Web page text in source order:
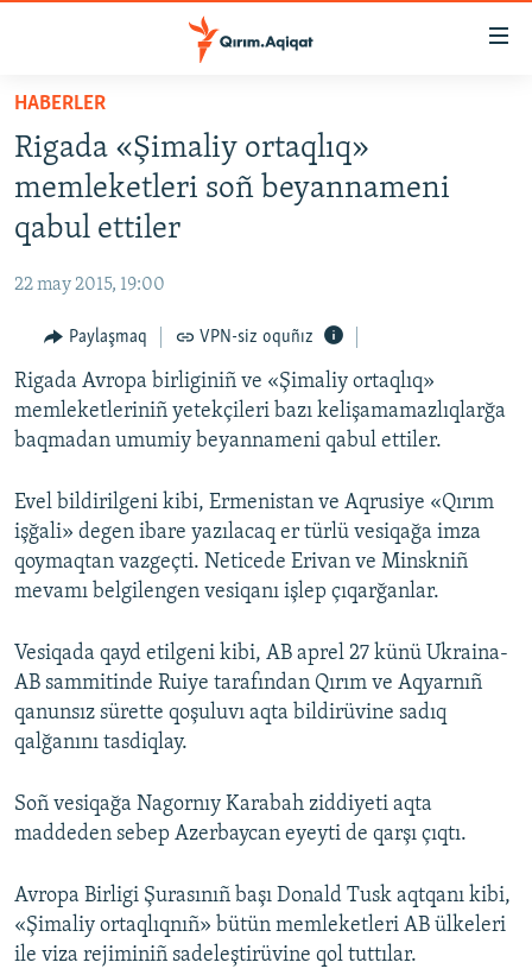
Esas
qaytmaq
Baş
navigatsiyağa
qaytmaq
Qıdıruvğa
qaytmaq
HABERLER
SİYASET
İQTİSADİYAT
MEDENİYET
İNSAN AQLARI
VİDEO
FİKİR
Русский
QOŞULIÑIZ!
RFE/RS bütün saytları
HABERLER
Rigada «Şimaliy ortaqlıq»
memleketleri soñ beyannameni
qabul ettiler
22 may 2015, 19:00
Paylaşmaq VPN-siz oquñız
Rigada Avropa birliginiñ ve «Şimaliy ortaqlıq»
memleketleriniñ yetekçileri bazı kelişamamazlıqlarğa
baqmadan umumiy beyannameni qabul ettiler.
Evel bildirilgeni kibi, Ermenistan ve Aqrusiye «Qırım
işğali» degen ibare yazılacaq er türlü vesiqağa imza
qoymaqtan vazgeçti. Neticede Erivan ve Minskniñ
mevamı belgilengen vesiqanı işlep çıqarğanlar.
Vesiqada qayd etilgeni kibi, AB aprel 27 künü Ukraina-
AB sammitinde Ruiye tarafından Qırım ve Aqyarnıñ
qanunsız sürette qoşuluvı aqta bildirüvine sadıq
qalğanını tasdiqlay.
Soñ vesiqağa Nagornıy Karabah ziddiyeti aqta
maddeden sebep Azerbaycan eyeyti de qarşı çıqtı.
Avropa Birligi Şurasınıñ başı Donald Tusk aqtqanı kibi,
«Şimaliy ortaqlıqnıñ» bütün memleketleri AB ülkeleri
ile viza rejiminiñ sadeleştirüvine qol tuttılar.